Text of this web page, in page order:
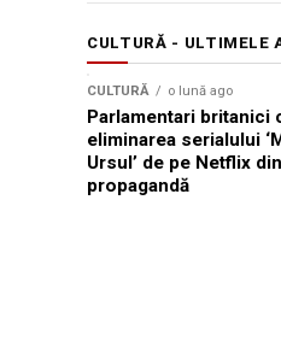
CULTURĂ - ULTIMELE
CULTURĂ o lună ago
Parlamentari britanici
eliminarea serialului
Ursul’ de pe Netflix
propagandă